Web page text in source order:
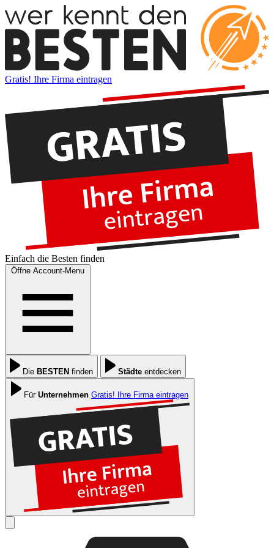
Gratis! Ihre Firma eintragen
Einfach die Besten finden
Öffne Account-Menu
Die BESTEN finden Städte entdecken
Für Unternehmen Gratis! Ihre Firma eintragen